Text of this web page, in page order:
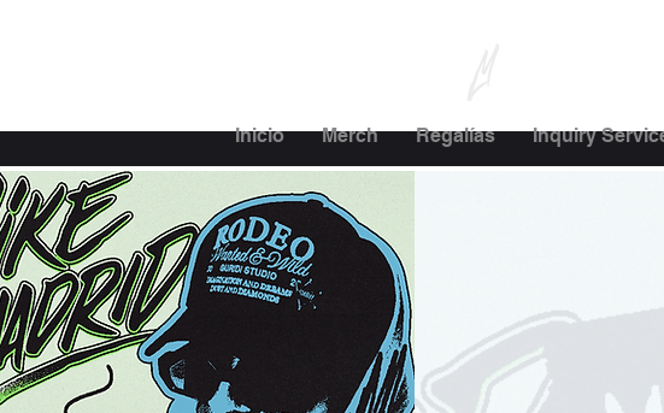
Inicio Merch Regalías Inquiry